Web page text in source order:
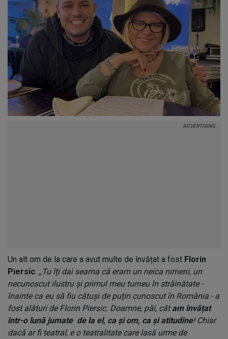
Un alt om de la care a avut multe de învățat a fost Florin
Piersic: „Tu îți dai seama că eram un neica nimeni, un
necunoscut ilustru și primul meu turneu în străinătate -
înainte ca eu să fiu câtuși de puțin cunoscut în România - a
fost alături de Florin Piersic. Doamne, păi, câtam învățat
într-o lună jumate de la el, ca și om, ca și atitudine! Chiar
dacă ar fi teatral, e o teatralitate care lasă urme de